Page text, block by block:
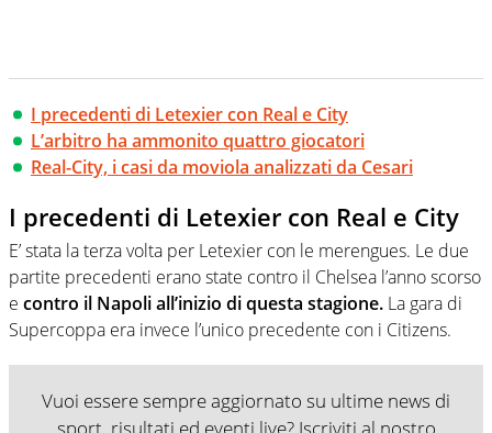
I precedenti di Letexier con Real e City
L’arbitro ha ammonito quattro giocatori
Real-City, i casi da moviola analizzati da Cesari
I precedenti di Letexier con Real e City
E’ stata la terza volta per Letexier con le merengues. Le due
partite precedenti erano state contro il Chelsea l’anno scorso
e contro il Napoli all’inizio di questa stagione. La gara di
Supercoppa era invece l’unico precedente con i Citizens.
Vuoi essere sempre aggiornato su ultime news di
sport, risultati ed eventi live? Iscriviti al nostro